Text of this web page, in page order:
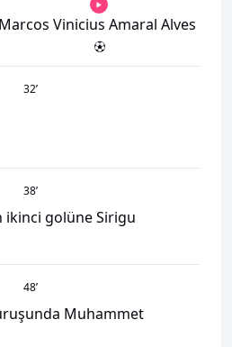
Marcos Vinicius Amaral Alves
32’
38’
golüne Sirigu
48’
Muhammet